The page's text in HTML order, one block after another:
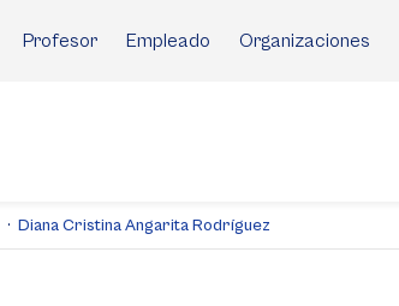
Profesor Empleado Organizaciones
Diana Cristina Angarita Rodríguez